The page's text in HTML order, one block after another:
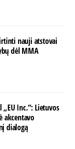
nauji atstovai
dėl MMA
„EU Inc.“: Lietuvos
akcentavo
dialogą